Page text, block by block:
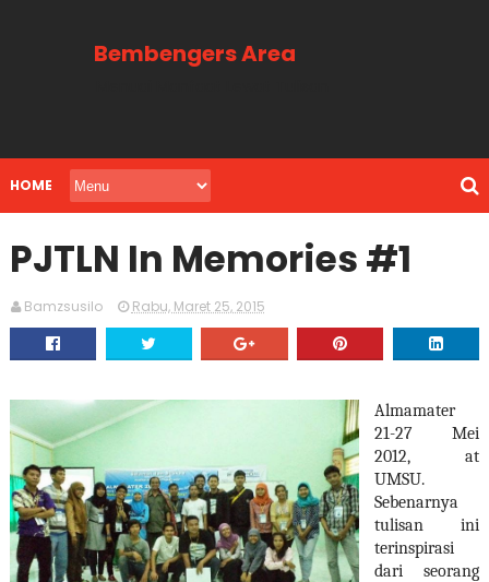
Bembengers Area
HOME
PJTLN In Memories #1
Bamzsusilo Rabu, Maret 25, 2015
Almamater
21-27 Mei
2012, at
UMSU.
Sebenarnya
tulisan ini
terinspirasi
dari seorang